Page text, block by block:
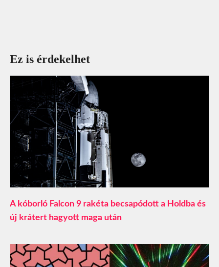
Ez is érdekelhet
A kóborló Falcon 9 rakéta becsapódott a Holdba és
új krátert hagyott maga után